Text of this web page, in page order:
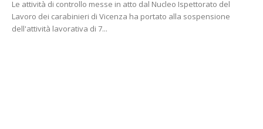
Le attività di controllo messe in atto dal Nucleo Ispettorato del
Lavoro dei carabinieri di Vicenza ha portato alla sospensione
dell'attività lavorativa di 7...